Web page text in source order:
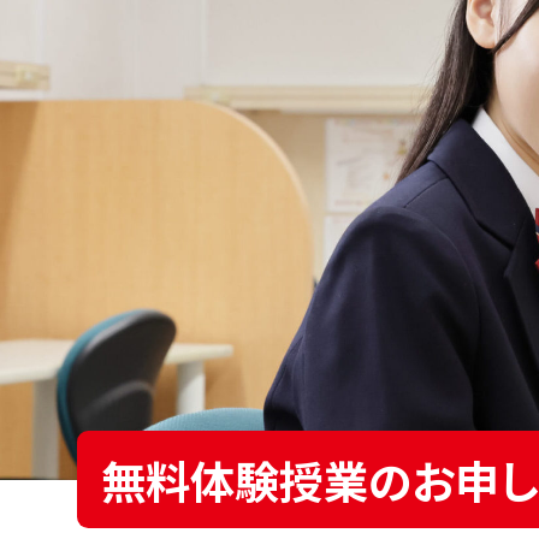
無料体験授業のお申